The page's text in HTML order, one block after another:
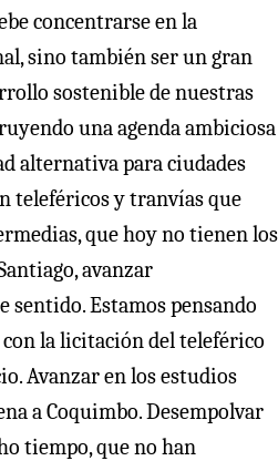
concentrarse en la
sino también ser un gran
sostenible de nuestras
una agenda ambiciosa
alternativa para ciudades
teleféricos y tranvías que
que hoy no tienen los
avanzar
sentido. Estamos pensando
la licitación del teleférico
Avanzar en los estudios
a Coquimbo. Desempolvar
tiempo, que no han